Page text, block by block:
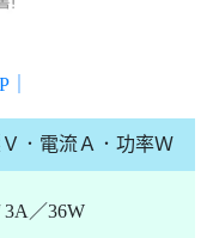
．電流Ａ．功率Ｗ
3A／36W